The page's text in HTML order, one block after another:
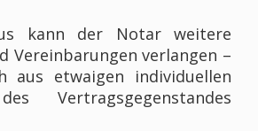
kann der Notar weitere
Vereinbarungen verlangen –
aus etwaigen individuellen
Vertragsgegenstandes